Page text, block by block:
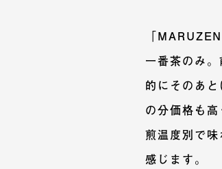
「
一番茶のみ
的にそのあ
の分価格も
煎温度別で
感じます。